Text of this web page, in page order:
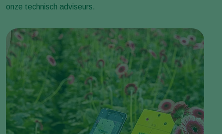
onze technisch adviseurs.